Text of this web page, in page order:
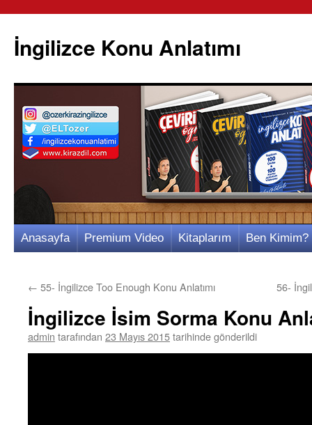
İngilizce Konu Anlatımı
İçeriğe
Anasayfa Premium Video Kitaplarım Ben Kimim?
← 55- İngilizce Too Enough Konu Anlatımı 56-
İngilizce İsim Sorma Konu
admin tarafından 23 Mayıs 2015tarihinde gönderildi